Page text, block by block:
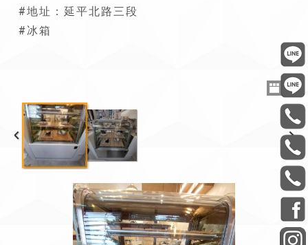
#地址：延平北路三段
#冰箱